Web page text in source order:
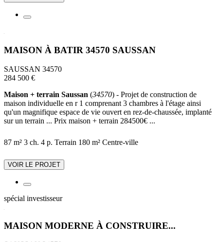
MAISON À BATIR 34570 SAUSSAN
SAUSSAN 34570
284 500 €
Maison + terrain Saussan (34570) - Projet de construction de
maison individuelle en r 1 comprenant 3 chambres à l'étage ainsi
qu'un magnifique espace de vie ouvert en rez-de-chaussée, implanté
sur un terrain ... Prix maison + terrain 284500€ ...
87 m² 3 ch. 4 p. Terrain 180 m² Centre-ville
VOIR LE PROJET
spécial investisseur
MAISON MODERNE À CONSTRUIRE...